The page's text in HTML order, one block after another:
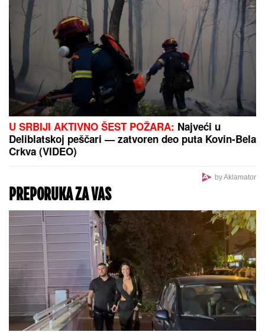
Ovo su najbolji stranci u istoriji NBA lige - evo gde
se nalazi Nikola Jokić
Šta se ovo dogodilo? Potencijalni
protivnik Zvezde odigrao jednu od
najluđih utakmica ikada
SUPERKOLONIJA MRAVA DUGA
Preseca severnu Italiju,
južnu Francusku, Španiju i Portugal
"Javio mi se u snu!" Udovica Sinana Sakića tvrdi da